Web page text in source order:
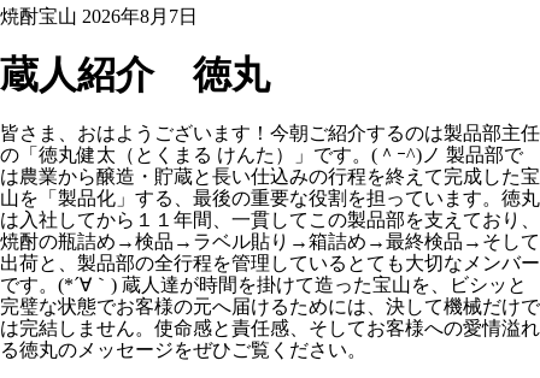
焼酎宝山 2026年8月7日
蔵人紹介 徳丸
皆さま、おはようございます！今朝ご紹介するのは製品部主任
の「徳丸健太（とくまる けんた）」です。(＾ｰ^)ノ 製品部で
は農業から醸造・貯蔵と長い仕込みの行程を終えて完成した宝
山を「製品化」する、最後の重要な役割を担っています。徳丸
は入社してから１１年間、一貫してこの製品部を支えており、
焼酎の瓶詰め→検品→ラベル貼り→箱詰め→最終検品→そして
出荷と、製品部の全行程を管理しているとても大切なメンバー
です。(*´∀｀) 蔵人達が時間を掛けて造った宝山を、ビシッと
完璧な状態でお客様の元へ届けるためには、決して機械だけで
は完結しません。使命感と責任感、そしてお客様への愛情溢れ
る徳丸のメッセージをぜひご覧ください。